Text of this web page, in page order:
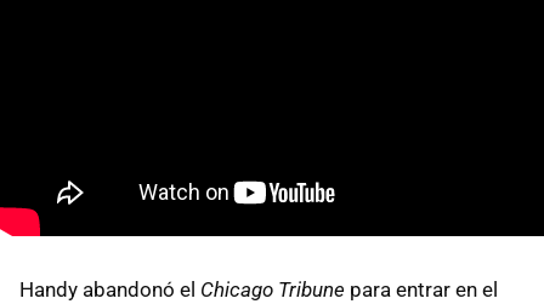
Handy abandonó el Chicago Tribune para entrar en el